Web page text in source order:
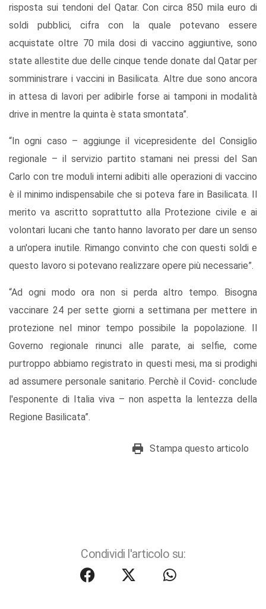
risposta sui tendoni del Qatar. Con circa 850 mila euro di
soldi pubblici, cifra con la quale potevano essere
acquistate oltre 70 mila dosi di vaccino aggiuntive, sono
state allestite due delle cinque tende donate dal Qatar per
somministrare i vaccini in Basilicata. Altre due sono ancora
in attesa di lavori per adibirle forse ai tamponi in modalità
drive in mentre la quinta è stata smontata”.
“In ogni caso – aggiunge il vicepresidente del Consiglio
regionale – il servizio partito stamani nei pressi del San
Carlo con tre moduli interni adibiti alle operazioni di vaccino
è il minimo indispensabile che si poteva fare in Basilicata. Il
merito va ascritto soprattutto alla Protezione civile e ai
volontari lucani che tanto hanno lavorato per dare un senso
a un'opera inutile. Rimango convinto che con questi soldi e
questo lavoro si potevano realizzare opere più necessarie”.
“Ad ogni modo ora non si perda altro tempo. Bisogna
vaccinare 24 per sette giorni a settimana per mettere in
protezione nel minor tempo possibile la popolazione. Il
Governo regionale rinunci alle parate, ai selfie, come
purtroppo abbiamo registrato in questi mesi, ma si prodighi
ad assumere personale sanitario. Perchè il Covid- conclude
l'esponente di Italia viva – non aspetta la lentezza della
Regione Basilicata”.
Stampa questo articolo
Condividi l'articolo su: